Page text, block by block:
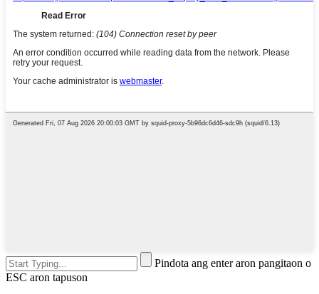
Pindota ang enter aron pangitaon o
ESC aron tapuson